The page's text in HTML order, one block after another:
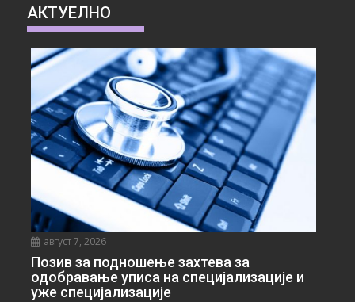
АКТУЕЛНО
август 7, 2026
Позив за подношење захтева за
одобравање уписа на специјализације и
уже специјализације